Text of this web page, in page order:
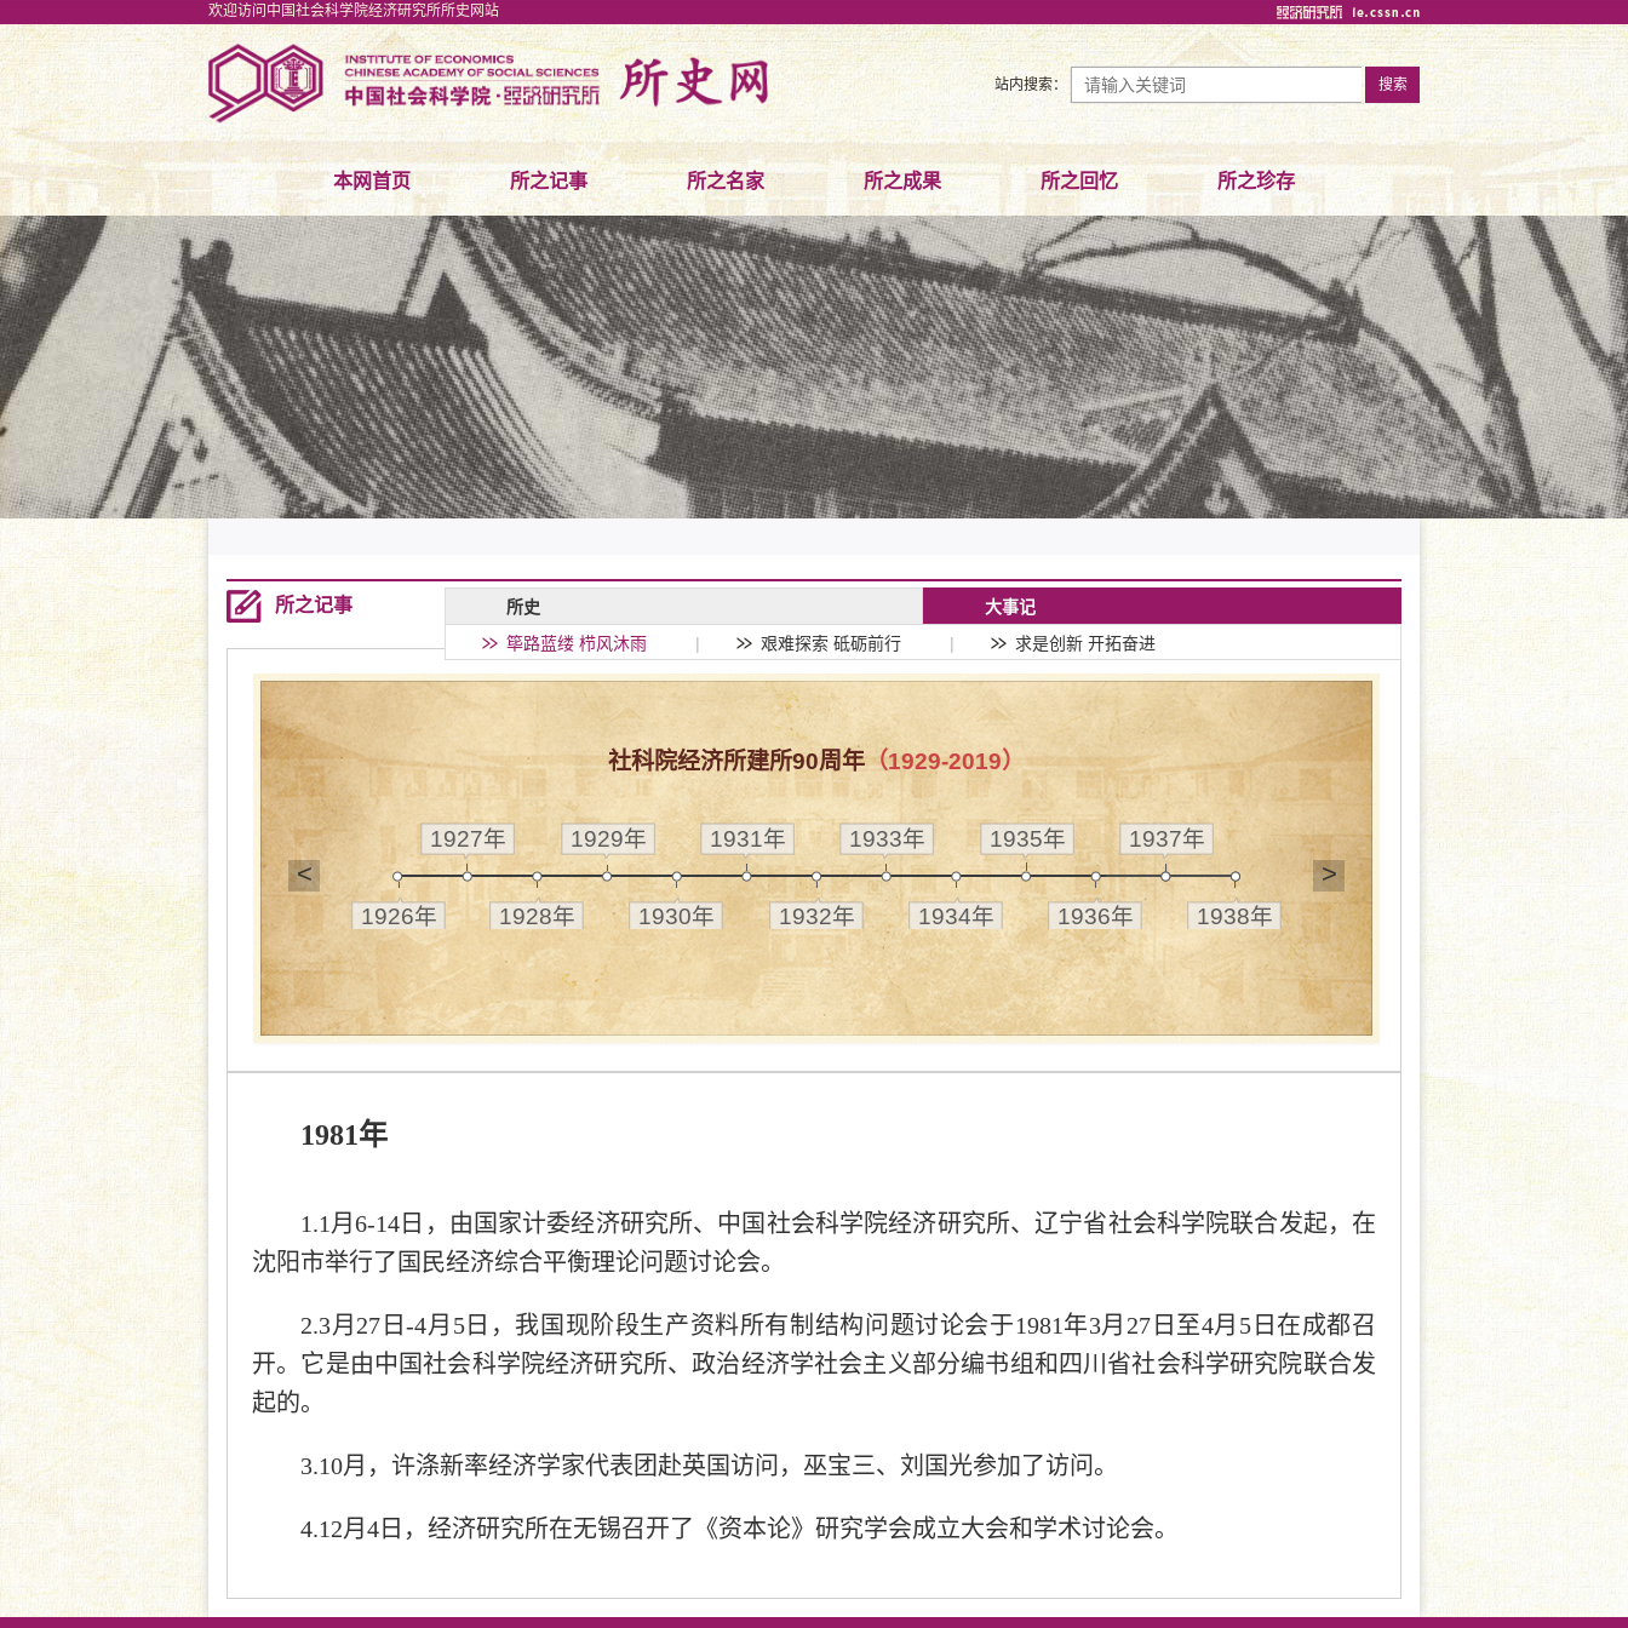
欢迎访问中国社会科学院经济研究所所史网站
站内搜索：
本网首页 所之记事 所之名家 所之成果 所之回忆 所之珍存
所之记事
所史
筚路蓝缕 栉风沐雨
| 艰难探索 砥砺前行 | 求是创新 开拓奋进
大事记
社科院经济所建所90周年（1929-2019）
1926年
1927年
1928年
1929年
1930年
1931年
1932年
1933年
1934年
1935年
1936年
1937年
1938年
< >
1981年
1.1月6-14日，由国家计委经济研究所、中国社会科学院经济研究所、辽宁省社会科学院联合发起，在
沈阳市举行了国民经济综合平衡理论问题讨论会。
2.3月27日-4月5日，我国现阶段生产资料所有制结构问题讨论会于1981年3月27日至4月5日在成都召
开。它是由中国社会科学院经济研究所、政治经济学社会主义部分编书组和四川省社会科学研究院联合发
起的。
3.10月，许涤新率经济学家代表团赴英国访问，巫宝三、刘国光参加了访问。
4.12月4日，经济研究所在无锡召开了《资本论》研究学会成立大会和学术讨论会。